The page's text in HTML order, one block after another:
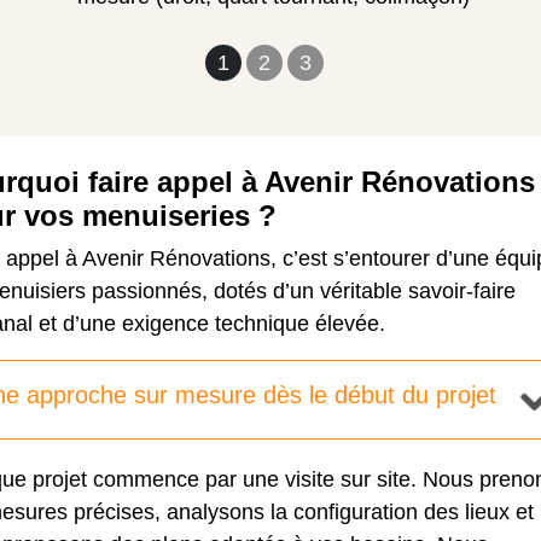
1 2 3
faire appel à Avenir Rénovations
vos menuiseries ?
à Avenir Rénovations, c’est s’entourer d’une
passionnés, dotés d’un véritable savoir-faire
et d’une exigence technique élevée.
approche sur mesure dès le début du projet
projet commence par une visite sur site. Nous
précises, analysons la configuration des lieux et